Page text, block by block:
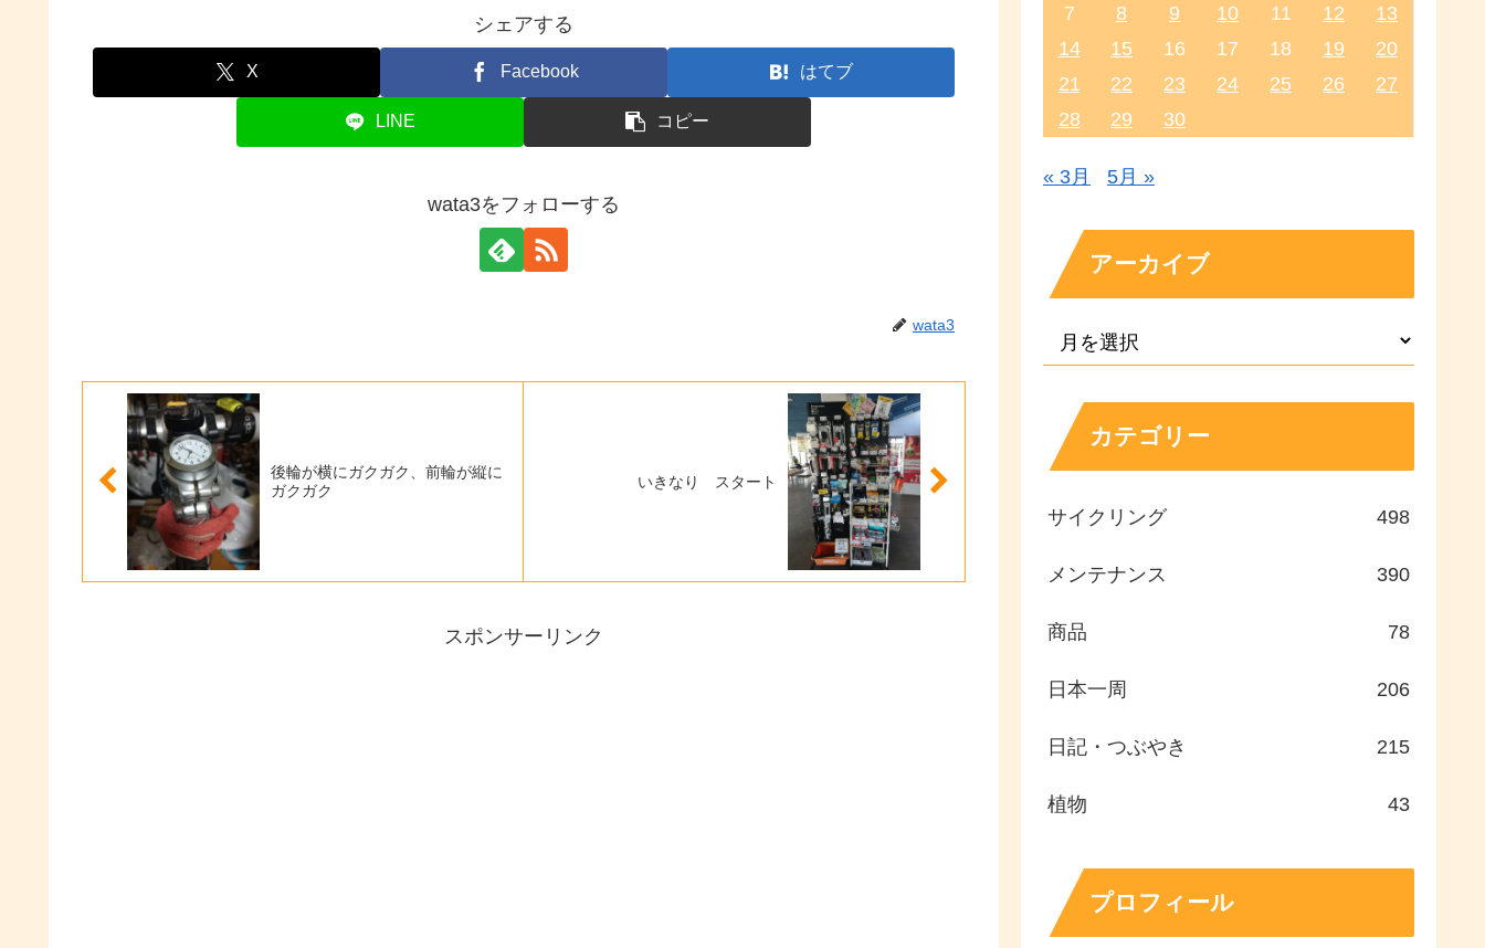
シェアする
X Facebook はてブ
LINE コピー
wata3をフォローする
wata3
後輪が横にガクガク、前輪が縦に
ガクガク
いきなり スタート
スポンサーリンク
7
8 9 10 11 12
13
14
15 16 17 18 19
20
21
22 23 24 25 26
27
28
29 30
« 3月 5月 »
アーカイブ
カテゴリー
サイクリング 498
メンテナンス 390
商品 78
日本一周 206
日記・つぶやき 215
植物 43
プロフィール